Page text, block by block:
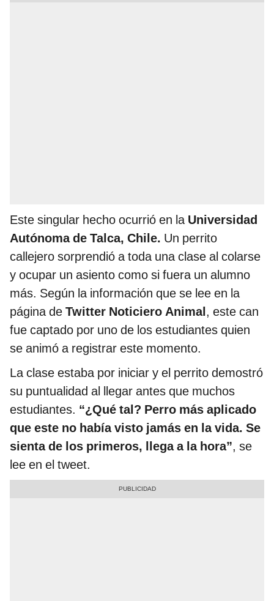
Este singular hecho ocurrió en laUniversidad
Autónoma de Talca, Chile. Un perrito
callejero sorprendió a toda una clase al colarse
y ocupar un asiento como si fuera un alumno
más. Según la información que se lee en la
página de Twitter Noticiero Animal, este can
fue captado por uno de los estudiantes quien
se animó a registrar este momento.
La clase estaba por iniciar y el perrito demostró
su puntualidad al llegar antes que muchos
estudiantes. “¿Qué tal? Perro más aplicado
que este no había visto jamás en la vida. Se
sienta de los primeros, llega a la hora”, se
lee en el tweet.